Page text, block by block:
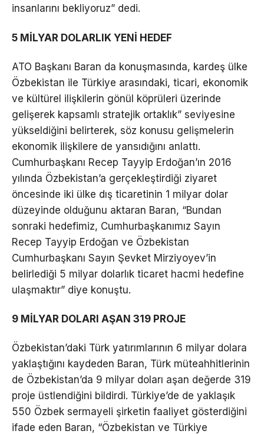
insanlarını bekliyoruz” dedi.
5 MİLYAR DOLARLIK YENİ HEDEF
ATO Başkanı Baran da konuşmasında, kardeş ülke
Özbekistan ile Türkiye arasındaki, ticari, ekonomik
ve kültürel ilişkilerin gönül köprüleri üzerinde
gelişerek kapsamlı stratejik ortaklık” seviyesine
yükseldiğini belirterek, söz konusu gelişmelerin
ekonomik ilişkilere de yansıdığını anlattı.
Cumhurbaşkanı Recep Tayyip Erdoğan’ın 2016
yılında Özbekistan’a gerçekleştirdiği ziyaret
öncesinde iki ülke dış ticaretinin 1 milyar dolar
düzeyinde olduğunu aktaran Baran, “Bundan
sonraki hedefimiz, Cumhurbaşkanımız Sayın
Recep Tayyip Erdoğan ve Özbekistan
Cumhurbaşkanı Sayın Şevket Mirziyoyev’in
belirlediği 5 milyar dolarlık ticaret hacmi hedefine
ulaşmaktır” diye konuştu.
9 MİLYAR DOLARI AŞAN 319 PROJE
Özbekistan’daki Türk yatırımlarının 6 milyar dolara
yaklaştığını kaydeden Baran, Türk müteahhitlerinin
de Özbekistan’da 9 milyar doları aşan değerde 319
proje üstlendiğini bildirdi. Türkiye’de de yaklaşık
550 Özbek sermayeli şirketin faaliyet gösterdiğini
ifade eden Baran, “Özbekistan ve Türkiye